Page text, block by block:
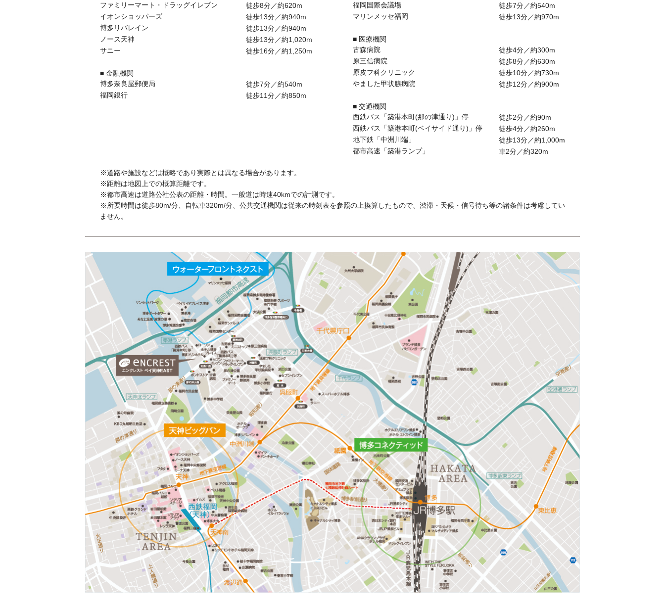
ファミリーマート・ドラッグイレブン
徒歩8分／約620m
イオンショッパーズ
徒歩13分／約940m
博多リバレイン
徒歩13分／約940m
ノース天神
徒歩13分／約1,020m
サニー
徒歩16分／約1,250m
■ 金融機関
博多奈良屋郵便局
徒歩7分／約540m
福岡銀行
徒歩11分／約850m
福岡国際会議場
徒歩7分／約540m
マリンメッセ福岡
徒歩13分／約970m
■ 医療機関
古森病院
徒歩4分／約300m
原三信病院
徒歩8分／約630m
原皮フ科クリニック
徒歩10分／約730m
やました甲状腺病院
徒歩12分／約900m
■ 交通機関
西鉄バス「築港本町(那の津通り)」停
徒歩2分／約90m
西鉄バス「築港本町(ベイサイド通り)」停
徒歩4分／約260m
地下鉄「中洲川端」
徒歩13分／約1,000m
都市高速「築港ランプ」
車2分／約320m
※道路や施設などは概略であり実際とは異なる場合があります。
※距離は地図上での概算距離です。
※都市高速は道路公社公表の距離・時間。一般道は時速40kmでの計測です。
※所要時間は徒歩80m/分、自転車320m/分、公共交通機関は従来の時刻表を参照の上換算したもので、渋滞・天候・信号待ち等の諸条件は考慮してい
ません。